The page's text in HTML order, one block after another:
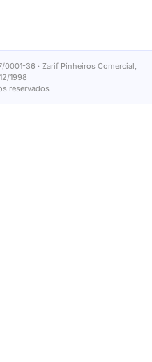
36 · Zarif Pinheiros Comercial,
1998
reservados